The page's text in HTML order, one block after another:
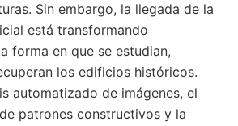
Sin embargo, la llegada de la
está transformando
forma en que se estudian,
los edificios históricos.
automatizado de imágenes, el
patrones constructivos y la